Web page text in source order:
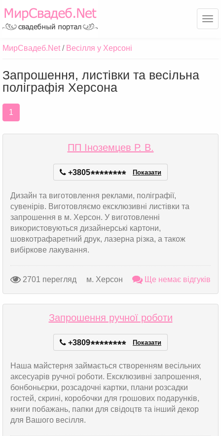
МирСвадеб.Net Весілля у Херсоні
Запрошення, листівки та весільна
поліграфія Херсона
1
ПП Іноземцев Р. В.
+3805******** Показати
Дизайн та виготовлення реклами, поліграфії,
сувенірів. Виготовляємо ексклюзивні листівки та
запрошення в м. Херсон. У виготовленні
використовуються дизайнерські картони,
шовкотрафаретний друк, лазерна різка, а також
вибіркове лакування.
2701 перегляд м. Херсон Ще немає відгуків
Запрошення ручної роботи
+3809******** Показати
Наша майстерня займається створенням весільних
аксесуарів ручної роботи. Ексклюзивні запрошення,
бонбоньєрки, розсадочні картки, плани розсадки
гостей, скрині, коробочки для грошових подарунків,
книги побажань, папки для свідоцтв та інший декор
для Вашого весілля.